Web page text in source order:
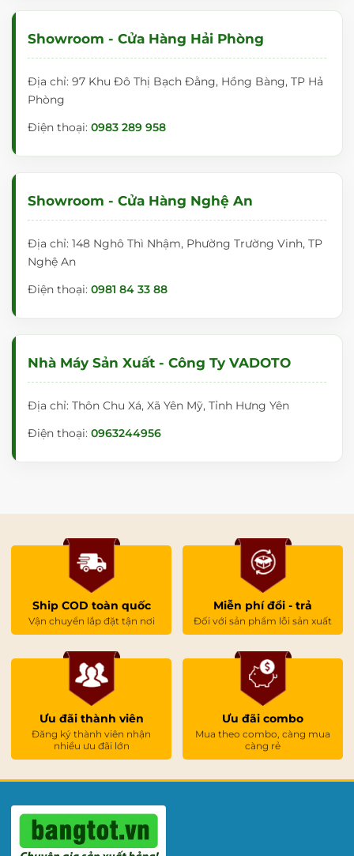
Showroom - Cửa Hàng Hải Phòng
Địa chỉ: 97 Khu Đô Thị Bạch Đằng, Hồng Bàng, TP Hả
Phòng
Điện thoại: 0983 289 958
Showroom - Cửa Hàng Nghệ An
Địa chỉ: 148 Nghô Thì Nhậm, Phường Trường Vinh, TP
Nghệ An
Điện thoại: 0981 84 33 88
Nhà Máy Sản Xuất - Công Ty VADOTO
Địa chỉ: Thôn Chu Xá, Xã Yên Mỹ, Tỉnh Hưng Yên
Điện thoại: 0963244956
Ship COD toàn quốc
Vận chuyển lắp đặt tận nơi
Miễn phí đổi - trả
Đối với sản phẩm lỗi sản xuất
Ưu đãi thành viên
Đăng ký thành viên nhận
nhiều ưu đãi lớn
Ưu đãi combo
Mua theo combo, càng mua
càng rẻ